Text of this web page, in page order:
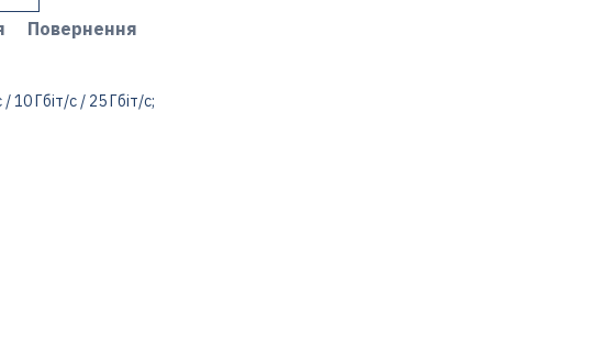
Повернення
10 Гбіт/с / 25 Гбіт/с;